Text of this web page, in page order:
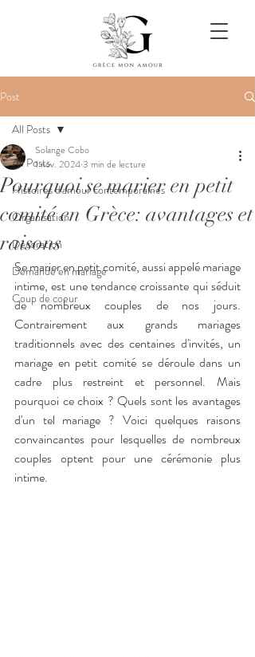
Post
All Posts
Histoires d'amour contemporaines
Organisation
Décoration
Demande en mariage
Coup de coeur
All Posts
Pourquoi se marier en petit
comité en Grèce: avantages et
raisons
Solange Cobo
1 nov. 20243 min de lecture
Se marier en petit comité, aussi appelé mariage
intime, est une tendance croissante qui séduit
de nombreux couples de nos jours.
Contrairement aux grands mariages
traditionnels avec des centaines d'invités, un
mariage en petit comité se déroule dans un
cadre plus restreint et personnel. Mais
pourquoi ce choix ? Quels sont les avantages
d'un tel mariage ? Voici quelques raisons
convaincantes pour lesquelles de nombreux
couples optent pour une cérémonie plus
intime.